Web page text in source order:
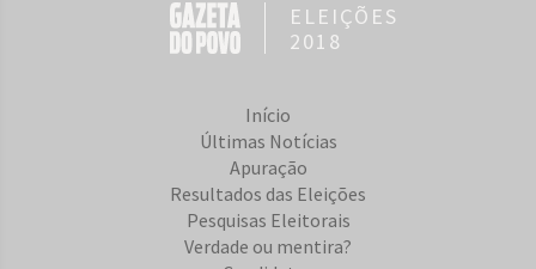
ELEIÇÕES
2018
Início
Últimas Notícias
Apuração
Resultados das Eleições
Pesquisas Eleitorais
Verdade ou mentira?